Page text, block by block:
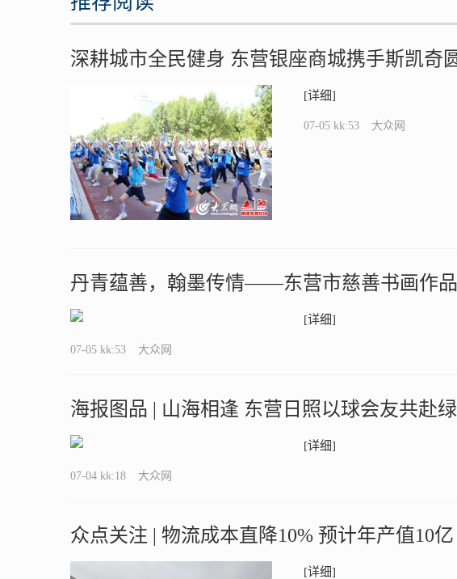
深耕城市全民健身 东营银座商城携手斯凯奇
[详细]
07-05 kk:53 大众网
丹青蕴善，翰墨传情——东营市慈善书画作
[详细]
07-05 kk:53 大众网
海报图品 | 山海相逢 东营日照以球会友共赴
[详细]
07-04 kk:18 大众网
众点关注 | 物流成本直降10% 预计年产值10
正式开园运营
[详细]